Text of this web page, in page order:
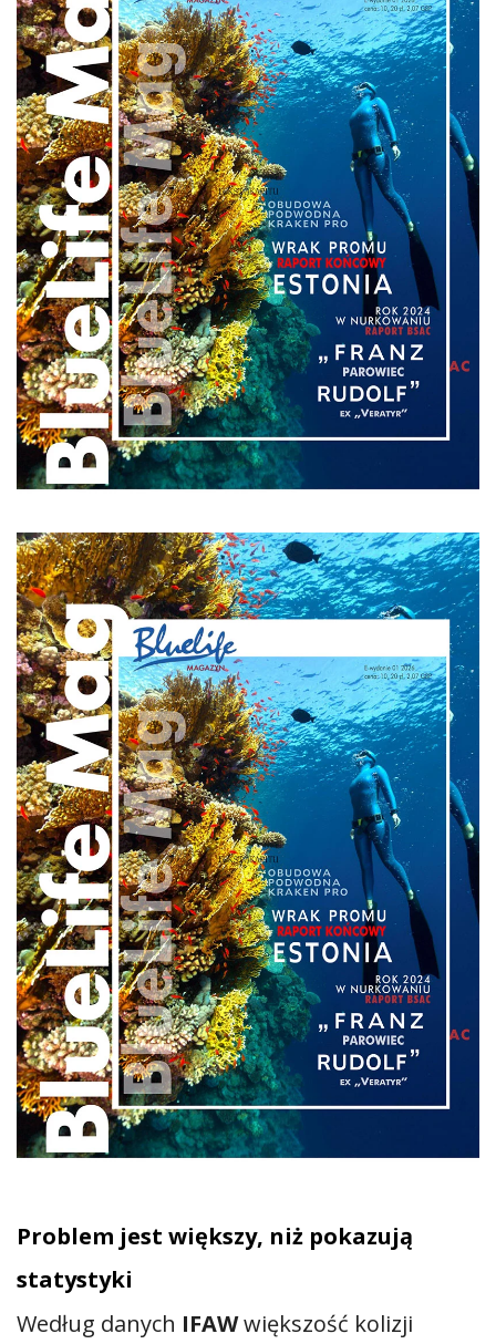
Problem jest większy, niż pokazują
statystyki
Według danych IFAWwiększość kolizji